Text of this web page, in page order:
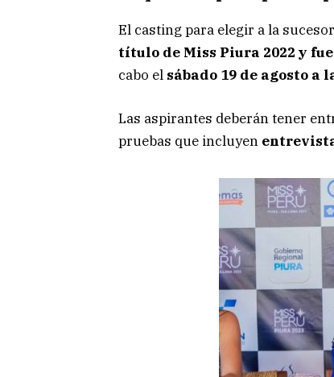
El casting para elegir a la
título de Miss Piura 2022 y
cabo el sábado 19 de agosto a
Las aspirantes deberán tener
pruebas que incluyen